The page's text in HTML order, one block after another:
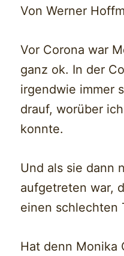
Von Werner
Vor Corona war
ganz ok. In der
irgendwie immer
drauf, worüber
konnte.
Und als sie dann
aufgetreten war,
einen schlechten
Hat denn Monika